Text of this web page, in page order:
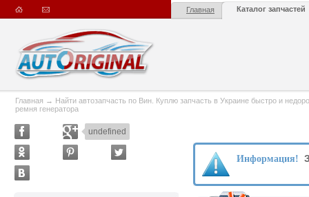
Главная Каталог запчастей
Главная → Найти автозапчасть по Вин. Куплю запчасть в Украине быстро и
ремня генератора
undefined
Информация!